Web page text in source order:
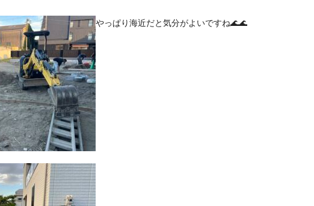
やっぱり海近だと気分がよいですね🌊🌊